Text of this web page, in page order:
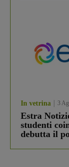
In vetrina 3
Estra
studenti
debutta il